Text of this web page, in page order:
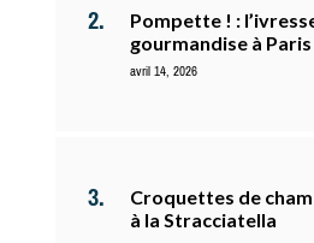
Pompette ! :
gourmandise à Paris
avril 14, 2026
Croquettes de
à la Stracciatella